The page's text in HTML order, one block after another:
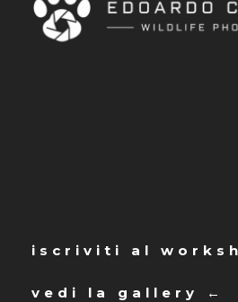
iscriviti al
vedi la gallery ←